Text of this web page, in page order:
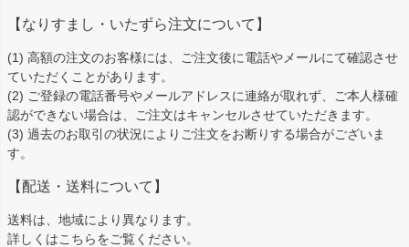
【なりすまし・いたずら注文について】
(1) 高額の注文のお客様には、ご注文後に電話やメールにて確認させ
ていただくことがあります。
(2) ご登録の電話番号やメールアドレスに連絡が取れず、ご本人様確
認ができない場合は、ご注文はキャンセルさせていただきます。
(3) 過去のお取引の状況によりご注文をお断りする場合がございま
す。
【配送・送料について】
送料は、地域により異なります。
詳しくはこちらをご覧ください。